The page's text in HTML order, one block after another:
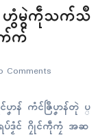
ဟွံမွဲကဵုသက်သဳ
က်
Comments
ာန် ကံၚ်ဇြဳပၞာန်တုဲ ပ္
ရပ်ဒၟံၚ် ဂၠိုၚ်ကဵုကၠံ အဆ